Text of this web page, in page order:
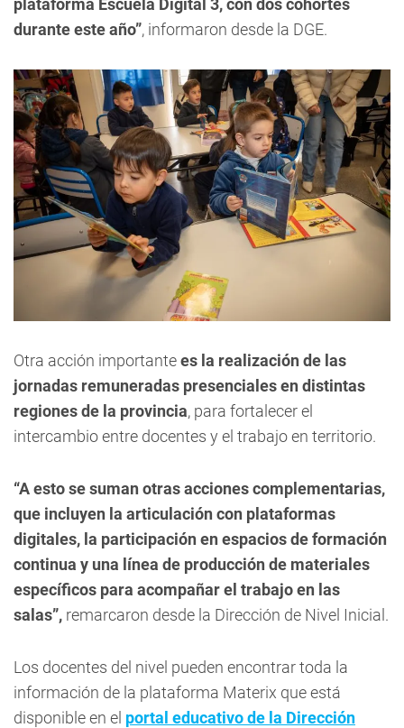
plataforma Escuela Digital 3, con dos cohortes
durante este año”, informaron desde la DGE.
Otra acción importantees la realización de las
jornadas remuneradas presenciales en distintas
regiones de la provincia, para fortalecer el
intercambio entre docentes y el trabajo en territorio.
“A esto se suman otras acciones complementarias,
que incluyen la articulación con plataformas
digitales, la participación en espacios de formación
continua y una línea de producción de materiales
específicos para acompañar el trabajo en las
salas”, remarcaron desde la Dirección de Nivel Inicial.
Los docentes del nivel pueden encontrar toda la
información de la plataforma Materix que está
disponible en el portal educativo de la Dirección